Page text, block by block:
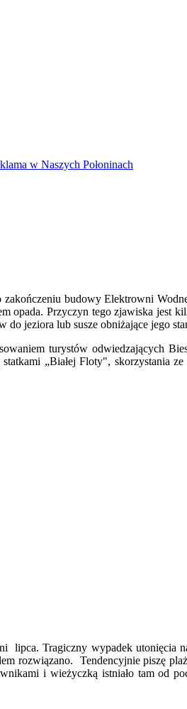
budowy Elektrowni
opada. Przyczyn tego zjawiska jest
do jeziora lub susze obniżające jego
turystów odwiedzających
„Białej Floty", skorzystania
lipca. Tragiczny wypadek utonięcia
rozwiązano. Tendencyjnie piszę
i wieżyczką istniało tam od